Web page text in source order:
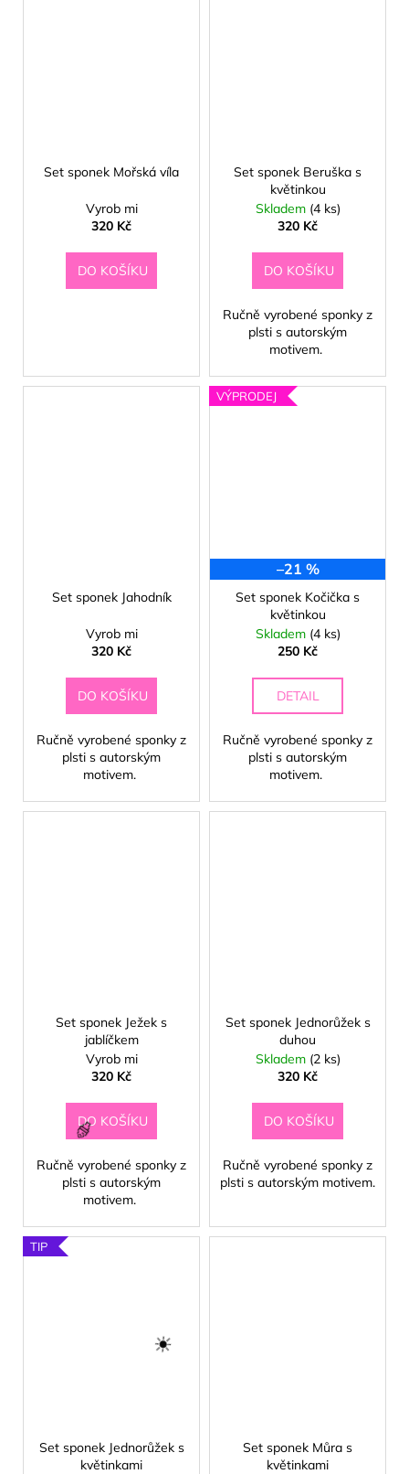
☀️
Set sponek Mořská víla
Vyrob mi
320 Kč
DO KOŠÍKU
Set sponek Beruška s
květinkou
Skladem (4 ks)
320 Kč
DO KOŠÍKU
Ručně vyrobené sponky z
plsti s autorským
motivem.
Set sponek Jahodník
Vyrob mi
320 Kč
DO KOŠÍKU
Ručně vyrobené sponky z
plsti s autorským
motivem.
VÝPRODEJ
–21 %
Set sponek Kočička s
květinkou
Skladem (4 ks)
250 Kč
DETAIL
Ručně vyrobené sponky z
plsti s autorským
motivem.
Set sponek Ježek s
jablíčkem
Vyrob mi
320 Kč
DO KOŠÍKU
Ručně vyrobené sponky z
plsti s autorským
motivem.
Set sponek Jednorůžek s
duhou
Skladem (2 ks)
320 Kč
DO KOŠÍKU
Ručně vyrobené sponky z
plsti s autorským motivem.
TIP
Set sponek Jednorůžek s
květinkami
Set sponek Můra s
květinkami